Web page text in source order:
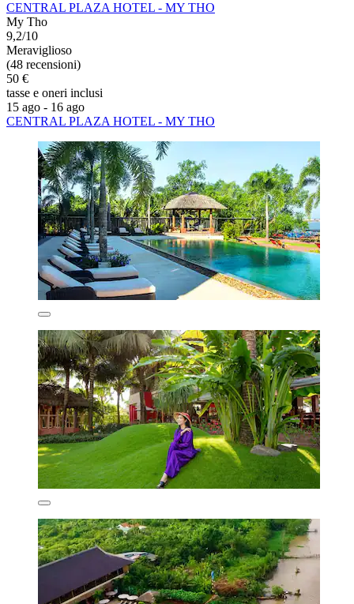
CENTRAL PLAZA HOTEL - MY THO
My Tho
9,2/10
Meraviglioso
(48 recensioni)
50 €
tasse e oneri inclusi
15 ago - 16 ago
CENTRAL PLAZA HOTEL - MY THO